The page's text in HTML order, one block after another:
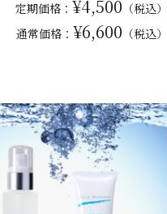
定期価格： ¥4,500 （税込）
通常価格： ¥6,600 （税込）